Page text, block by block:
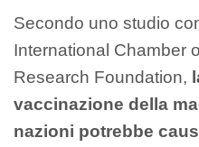
Secondo uno studio
International Chamber
Research Foundation,
vaccinazione della
nazioni potrebbe